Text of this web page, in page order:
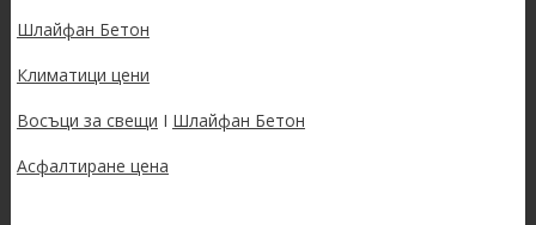
Шлайфан Бетон
Климатици цени
Восъци за свещи I Шлайфан Бетон
Асфалтиране цена